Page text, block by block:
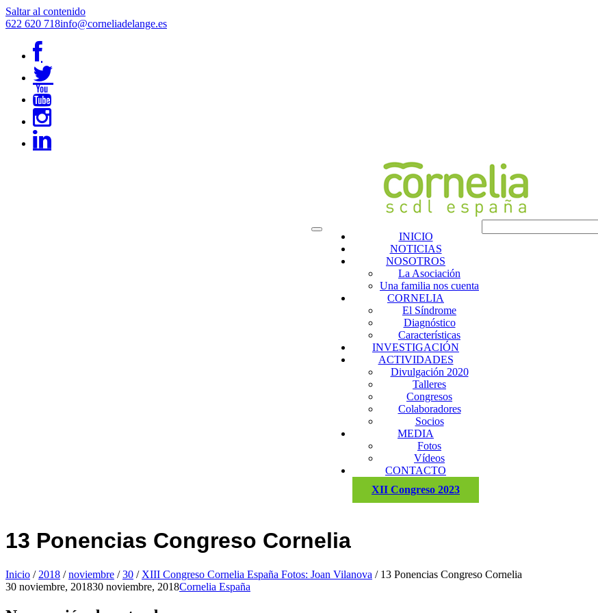
Saltar al contenido
622 620 718info@corneliadelange.es
INICIO
NOTICIAS
NOSOTROS
La Asociación
Una familia nos cuenta
CORNELIA
El Síndrome
Diagnóstico
Características
INVESTIGACIÓN
ACTIVIDADES
Divulgación 2020
Talleres
Congresos
Colaboradores
Socios
MEDIA
Fotos
Vídeos
CONTACTO
XII Congreso 2023
13 Ponencias Congreso Cornelia
Inicio / 2018 / noviembre / 30 / XIII Congreso Cornelia España Fotos: Joan Vilanova / 13 Ponencias Congreso Cornelia
30 noviembre, 201830 noviembre, 2018Cornelia España